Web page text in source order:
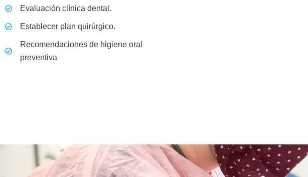
Evaluación clínica dental.
Establecer plan quirúrgico.
Recomendaciones de higiene oral
preventiva